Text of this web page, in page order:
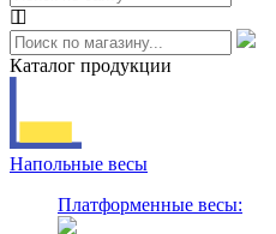
Каталог продукции
Напольные весы
Платформенные весы: